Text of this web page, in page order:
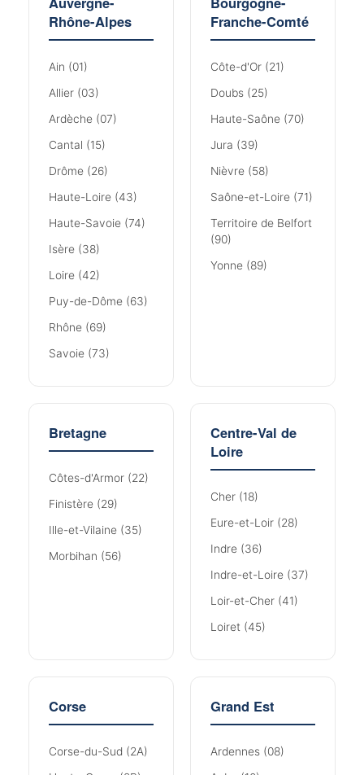
Rhône-Alpes
Ain (01)
Allier (03)
Ardèche (07)
Cantal (15)
Drôme (26)
Haute-Loire (43)
Haute-Savoie (74)
Isère (38)
Loire (42)
Puy-de-Dôme (63)
Rhône (69)
Savoie (73)
Franche-Comté
Côte-d'Or (21)
Doubs (25)
Haute-Saône (70)
Jura (39)
Nièvre (58)
Saône-et-Loire (71)
Territoire de Belfort
(90)
Yonne (89)
Bretagne
Côtes-d'Armor (22)
Finistère (29)
Ille-et-Vilaine (35)
Morbihan (56)
Centre-Val de
Loire
Cher (18)
Eure-et-Loir (28)
Indre (36)
Indre-et-Loire (37)
Loir-et-Cher (41)
Loiret (45)
Corse
Corse-du-Sud (2A)
Grand Est
Ardennes (08)